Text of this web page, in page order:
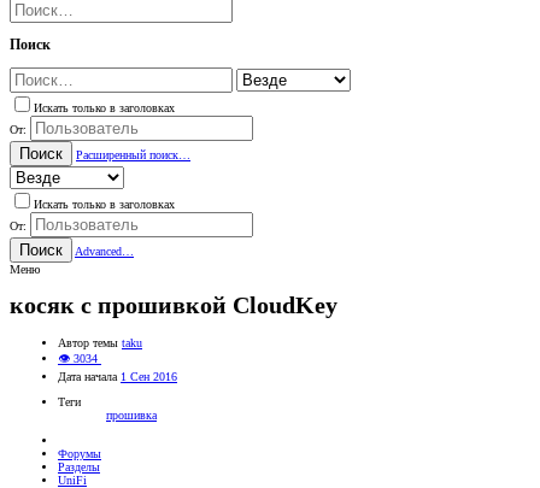
Поиск
Искать только в заголовках
От:
Поиск Расширенный поиск…
Искать только в заголовках
От:
Поиск
Advanced…
Меню
косяк с прошивкой CloudKey
Автор темы taku
👁 3034
Дата начала 1 Сен 2016
Теги
прошивка
Форумы
Разделы
UniFi